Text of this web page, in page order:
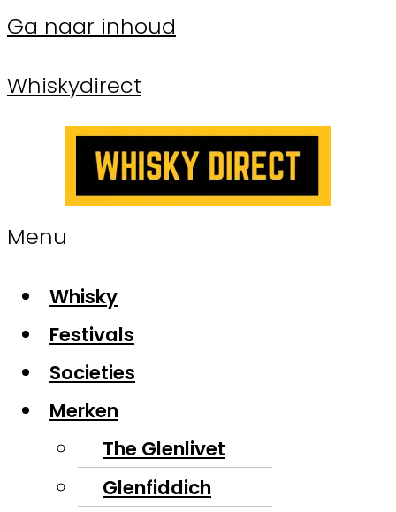
Ga naar inhoud
Whiskydirect
Menu
Whisky
Festivals
Societies
Merken
The Glenlivet
Glenfiddich